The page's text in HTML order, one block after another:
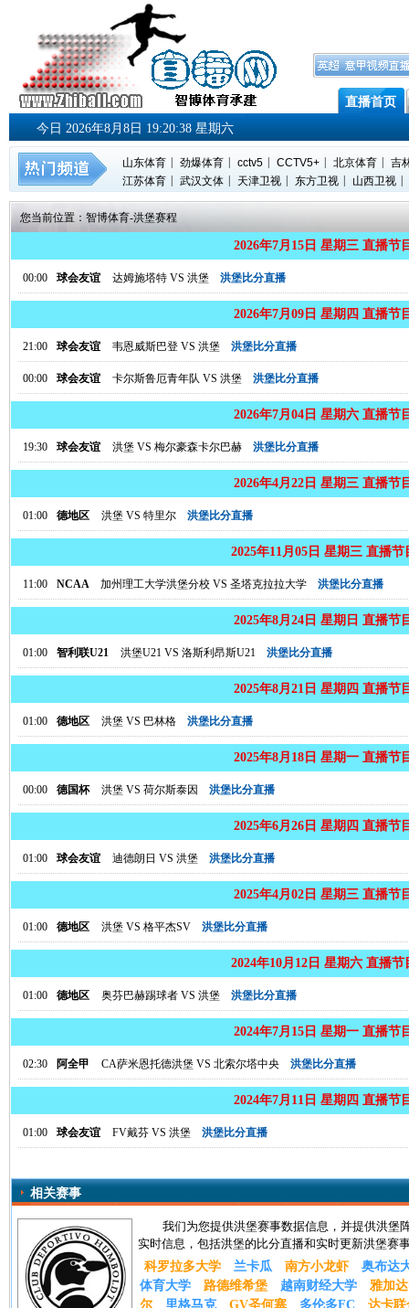
直播首页
今日 2026年8月8日 19:20:38 星期六
山东体育 劲爆体育 cctv5 CCTV5+ 北京体育
吉
江苏体育 | 武汉文体 | 天津卫视 | 东方卫视 | 山西卫视 |
您当前位置： 智博体育-洪堡赛程
2026年7月15日 星期三 直播节
00:00 球会友谊 达姆施塔特 VS 洪堡 洪堡比分直播
2026年7月09日 星期四 直播节
21:00 球会友谊 韦恩威斯巴登 VS 洪堡 洪堡比分直播
00:00 球会友谊 卡尔斯鲁厄青年队 VS 洪堡 洪堡比分直播
2026年7月04日 星期六 直播节
19:30 球会友谊 洪堡 VS 梅尔豪森卡尔巴赫 洪堡比分直播
2026年4月22日 星期三 直播节
01:00 德地区 洪堡 VS 特里尔 洪堡比分直播
2025年11月05日 星期三 直播节
11:00 NCAA 加州理工大学洪堡分校 VS 圣塔克拉拉大学 洪堡比分直播
2025年8月24日 星期日 直播节
01:00 智利联U21 洪堡U21 VS 洛斯利昂斯U21 洪堡比分直播
2025年8月21日 星期四 直播节
01:00 德地区 洪堡 VS 巴林格 洪堡比分直播
2025年8月18日 星期一 直播节
00:00 德国杯 洪堡 VS 荷尔斯泰因 洪堡比分直播
2025年6月26日 星期四 直播节
01:00 球会友谊 迪德朗日 VS 洪堡 洪堡比分直播
2025年4月02日 星期三 直播节
01:00 德地区 洪堡 VS 格平杰SV 洪堡比分直播
2024年10月12日 星期六 直播节
01:00 德地区 奥芬巴赫踢球者 VS 洪堡 洪堡比分直播
2024年7月15日 星期一 直播节
02:30 阿全甲 CA萨米恩托德洪堡 VS 北索尔塔中央 洪堡比分直播
2024年7月11日 星期四 直播节
01:00 球会友谊 FV戴芬 VS 洪堡 洪堡比分直播
相关赛事
我们为您提供洪堡赛事数据信息，并提供洪堡
实时信息，包括洪堡的比分直播和实时更新洪堡赛
科罗拉多大学
兰卡瓜 南方小龙虾
奥布达
体育大学
路德维希堡 越南财经大学
雅加
尔
里格马克 GV圣何塞 多伦多FC
达卡联